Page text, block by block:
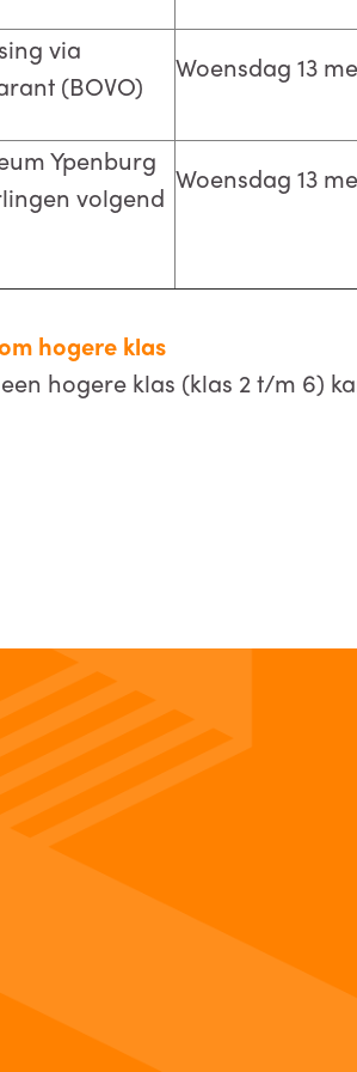
via
(BOVO)
Woensdag 13
Ypenburg
volgend
Woensdag 13
hogere klas
hogere klas (klas 2 t/m 6)